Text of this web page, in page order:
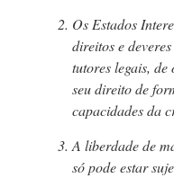
Os Estados
direitos e
tutores legais,
seu direito de
capacidades da
A liberdade de
só pode estar